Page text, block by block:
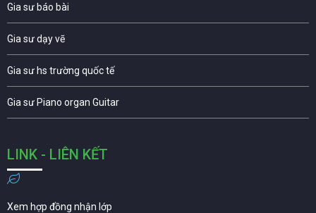
Gia sư báo bài
Gia sư dạy vẽ
Gia sư hs trường quốc tế
Gia sư Piano organ Guitar
LINK - LIÊN KẾT
Xem hợp đồng nhận lớp